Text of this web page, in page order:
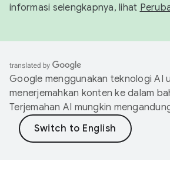
informasi selengkapnya, lihat
Google menggunakan teknologi AI
menerjemahkan konten ke dalam
Terjemahan AI mungkin